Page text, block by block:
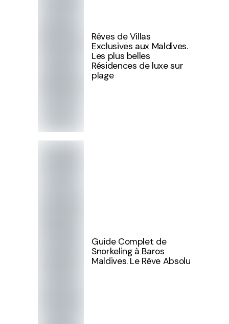
Rêves de Villas
Exclusives aux Maldives.
Les plus belles
Résidences de luxe sur
plage
Guide Complet de
Snorkeling à Baros
Maldives. Le Rêve Absolu